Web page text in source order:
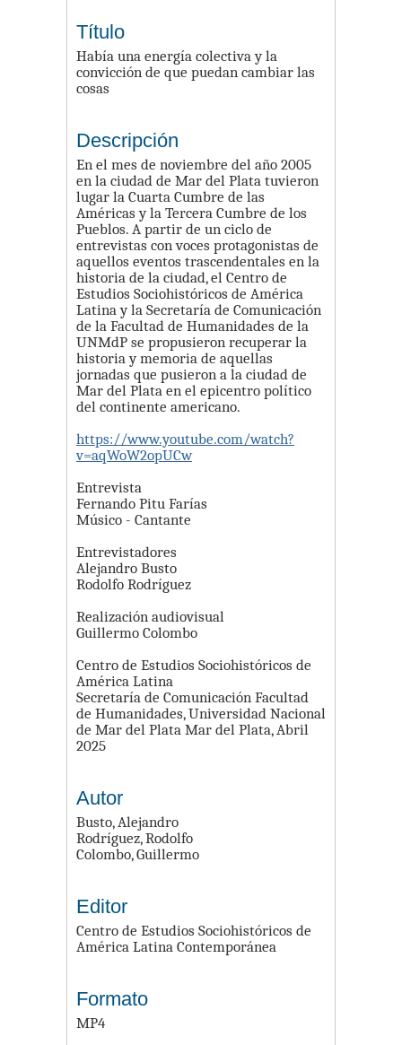
Título
Había una energía colectiva y la
convicción de que puedan cambiar las
cosas
Descripción
En el mes de noviembre del año 2005
en la ciudad de Mar del Plata tuvieron
lugar la Cuarta Cumbre de las
Américas y la Tercera Cumbre de los
Pueblos. A partir de un ciclo de
entrevistas con voces protagonistas de
aquellos eventos trascendentales en la
historia de la ciudad, el Centro de
Estudios Sociohistóricos de América
Latina y la Secretaría de Comunicación
de la Facultad de Humanidades de la
UNMdP se propusieron recuperar la
historia y memoria de aquellas
jornadas que pusieron a la ciudad de
Mar del Plata en el epicentro político
del continente americano.
https://www.youtube.com/watch?
v=aqWoW2opUCw
Entrevista
Fernando Pitu Farías
Músico - Cantante
Entrevistadores
Alejandro Busto
Rodolfo Rodríguez
Realización audiovisual
Guillermo Colombo
Centro de Estudios Sociohistóricos de
América Latina
Secretaría de Comunicación Facultad
de Humanidades, Universidad Nacional
de Mar del Plata Mar del Plata, Abril
2025
Autor
Busto, Alejandro
Rodríguez, Rodolfo
Colombo, Guillermo
Editor
Centro de Estudios Sociohistóricos de
América Latina Contemporánea
Formato
MP4